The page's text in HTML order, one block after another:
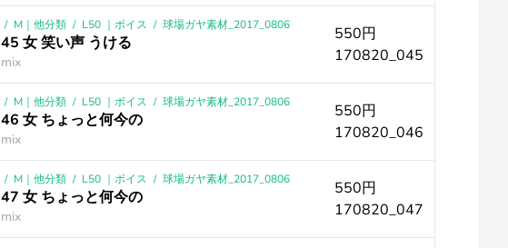
/ M｜他分類 / L50 ｜ボイス / 球場ガヤ素材_2017_0806
45 女 笑い声 うける
mix
550円
170820_045
/ M｜他分類 / L50 ｜ボイス / 球場ガヤ素材_2017_0806
46 女 ちょっと何今の
mix
550円
170820_046
/ M｜他分類 / L50 ｜ボイス / 球場ガヤ素材_2017_0806
47 女 ちょっと何今の
mix
550円
170820_047